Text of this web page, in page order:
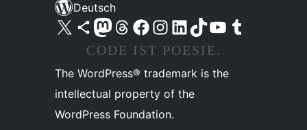
Deutsch
Unser X-Konto (früher Twitter) besuchen
Unser Bluesky-Konto besuchen
Unser Mastodon-Konto besuchen
Unser Threads-Konto besuchen
Unsere Facebook-Seite besuchen
Unser Instagram-Konto besuchen
Unser LinkedIn-Konto besuchen
Unser TikTok-Konto besuchen
Unseren YouTube-Kanal besuchen
Unser Tumblr-Konto besuchen
CODE IST POESIE.
The WordPress® trademark is the
intellectual property of the
WordPress Foundation.